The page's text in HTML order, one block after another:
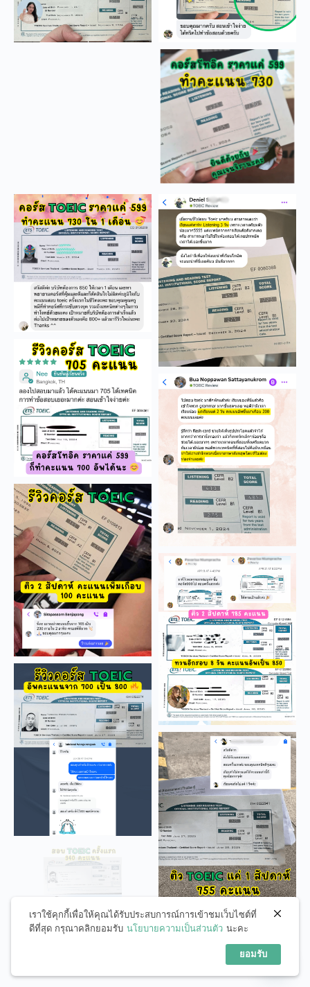
เราใช้คุกกี้เพื่อให้คุณได้รับประสบการณ์การเข้าชมเว็บไซต์ที่
ดีที่สุด กรุณาคลิกยอมรับ นโยบายความเป็นส่วนตัว นะคะ
ยอมรับ
สอบถามได้เลยนะคะ
Open